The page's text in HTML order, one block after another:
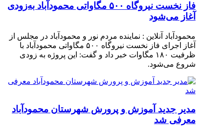
فاز نخست نیروگاه ۵۰۰ مگاواتی محمودآباد به‌زودی
آغاز می‌شود
محمودآباد آنلاین : نماینده مردم نور و محمودآباد در مجلس از
آغاز اجرای فاز نخست نیروگاه ۵۰۰ مگاواتی محمودآباد با
ظرفیت ۱۸۰ مگاوات خبر داد و گفت: این پروژه به زودی
شروع می‌شود.
مدیر جدید آموزش و پرورش شهرستان محمودآباد
معرفی شد